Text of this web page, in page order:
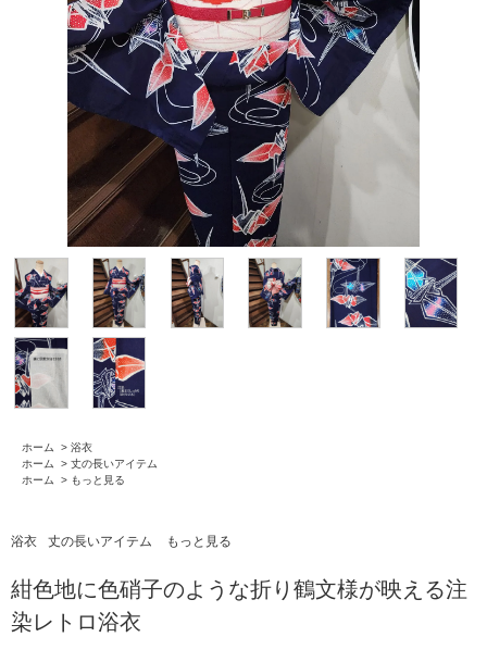
ホーム > 浴衣
ホーム
> 丈の長いアイテム
ホーム
> もっと見る
浴衣 丈の長いアイテム もっと見る
紺色地に色硝子のような折り鶴文様が映える注
染レトロ浴衣